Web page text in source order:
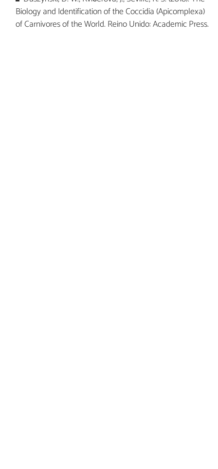
Biology and Identification of the Coccidia (Apicomplexa)
of Carnivores of the World. Reino Unido: Academic Press.